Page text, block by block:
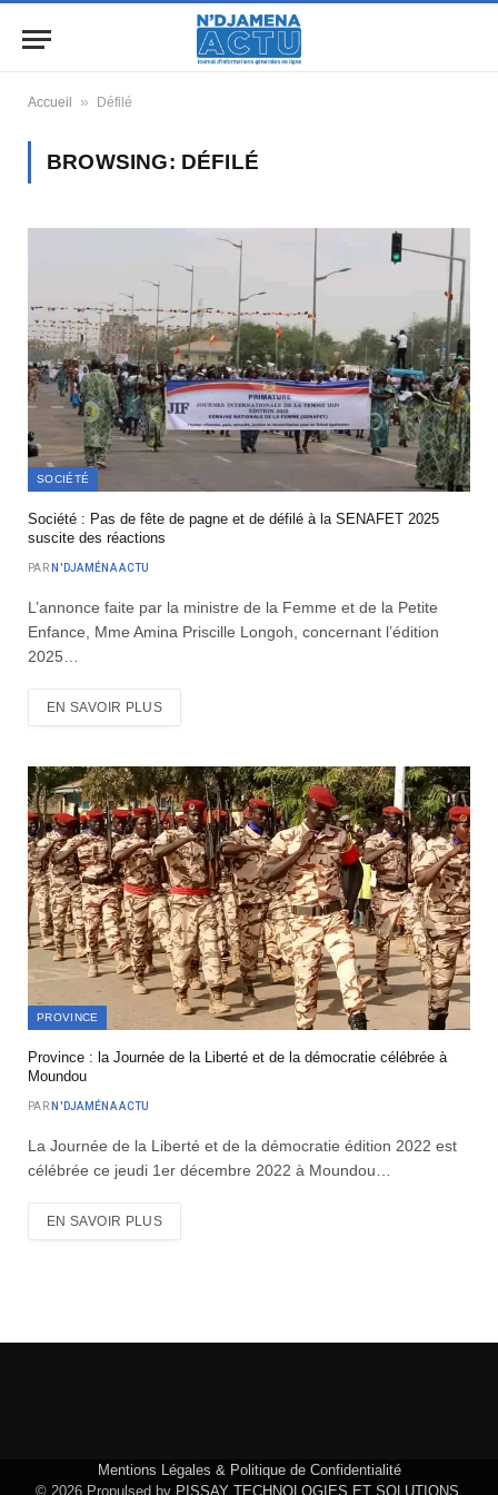
Accueil » Défilé
BROWSING: DÉFILÉ
SOCIÉTÉ
Société : Pas de fête de pagne et de défilé à la SENAFET 2025
suscite des réactions
PAR N'DJAMÉNA ACTU
L’annonce faite par la ministre de la Femme et de la Petite
Enfance, Mme Amina Priscille Longoh, concernant l’édition
2025…
EN SAVOIR PLUS
PROVINCE
Province : la Journée de la Liberté et de la démocratie célébrée à
Moundou
PAR N'DJAMÉNA ACTU
La Journée de la Liberté et de la démocratie édition 2022 est
célébrée ce jeudi 1er décembre 2022 à Moundou…
EN SAVOIR PLUS
Mentions Légales & Politique de Confidentialité
© 2026 Propulsed by PISSAY TECHNOLOGIES ET SOLUTIONS